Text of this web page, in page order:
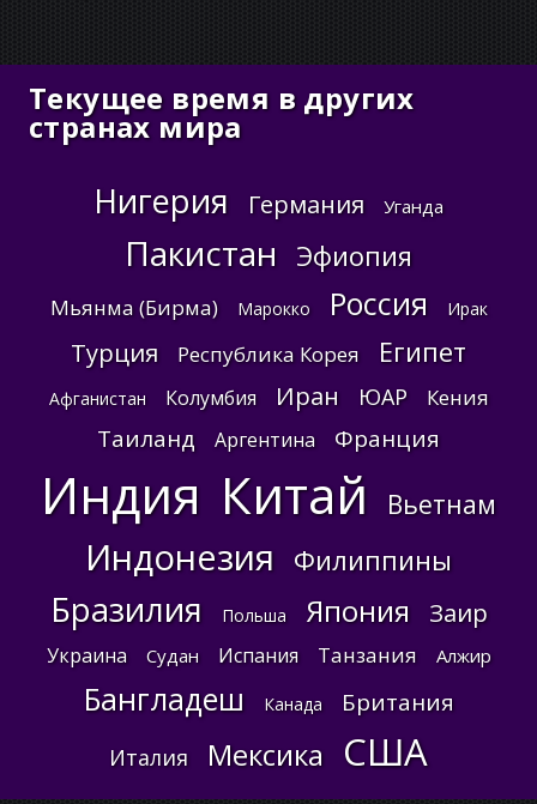
Текущее время в других
странах мира
Нигерия Германия Уганда
Пакистан Эфиопия
Мьянма (Бирма) Марокко Россия Ирак
Турция Республика Корея Египет
Афганистан Колумбия Иран ЮАР Кения
Таиланд Аргентина Франция
Индия Китай Вьетнам
Индонезия Филиппины
Бразилия Польша Япония Заир
Украина Судан Испания Танзания Алжир
Бангладеш Канада Британия
Италия Мексика США